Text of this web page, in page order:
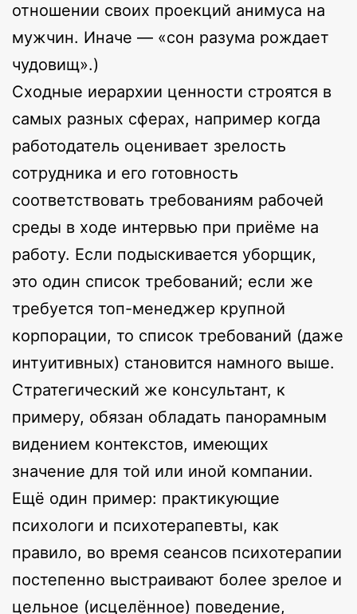
отношении своих проекций анимуса на
мужчин. Иначе — «сон разума рождает
чудовищ».)
Сходные иерархии ценности строятся в
самых разных сферах, например когда
работодатель оценивает зрелость
сотрудника и его готовность
соответствовать требованиям рабочей
среды в ходе интервью при приёме на
работу. Если подыскивается уборщик,
это один список требований; если же
требуется топ-менеджер крупной
корпорации, то список требований (даже
интуитивных) становится намного выше.
Стратегический же консультант, к
примеру, обязан обладать панорамным
видением контекстов, имеющих
значение для той или иной компании.
Ещё один пример: практикующие
психологи и психотерапевты, как
правило, во время сеансов психотерапии
постепенно выстраивают более зрелое и
цельное (исцелённое) поведение,